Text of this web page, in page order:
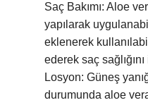
Saç Bakımı: Aloe
yapılarak
eklenerek
ederek saç sağlığını
Losyon: Güneş
durumunda aloe